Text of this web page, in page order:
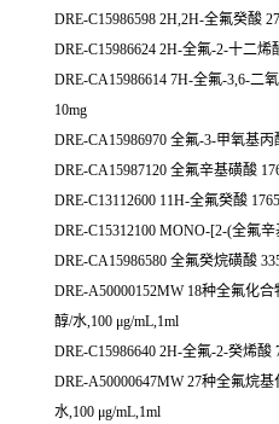
DRE-C15986598 2H,2H-全氟癸酸
DRE-C15986624 2H-全氟-2-十二烯
DRE-CA15986614 7H-全氟-3,6-二
10mg
DRE-CA15986970 全氟-3-甲氧基丙
DRE-CA15987120 全氟辛基磺酸
DRE-C13112600 11H-全氟癸酸
DRE-C15312100 MONO-[2-(全氟
DRE-CA15986580 全氟癸烷磺酸
DRE-A50000152MW 18种全氟化合
醇/水,100 μg/mL,1ml
DRE-C15986640 2H-全氟-2-癸烯酸
DRE-A50000647MW 27种全氟烷
水,100 μg/mL,1ml